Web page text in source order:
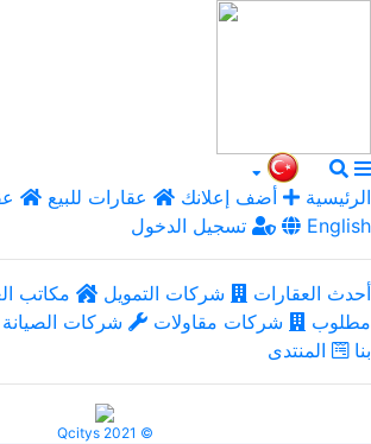
الرئيسية أضف إعلانك عقارات للبيع
تسجيل الدخول
English
أحدث العقارات شركات التمويل
مكاتب
مطلوب
شركات مقاولات شركات الصيانة
بنا
المنتدى
Qcitys 2021 ©